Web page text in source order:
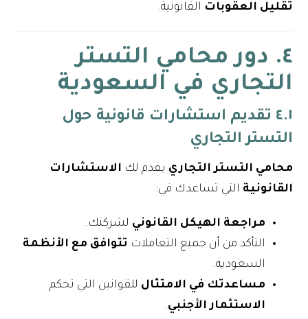
تقليل العقوبات القانونية.
٤. دور محامي التستر
التجاري في السعودية
٤.١ تقديم استشارات قانونية حول
التستر التجاري
محامي التستر التجاري يقدم لك الاستشارات
القانونية التي تساعدك في:
مراجعة الهيكل القانوني لشركتك.
التأكد من أن جميع التعاملات تتوافق مع الأنظمة
السعودية.
مساعدتك في الامتثال للقوانين التي تحكم
الاستثمار الأجنبي.